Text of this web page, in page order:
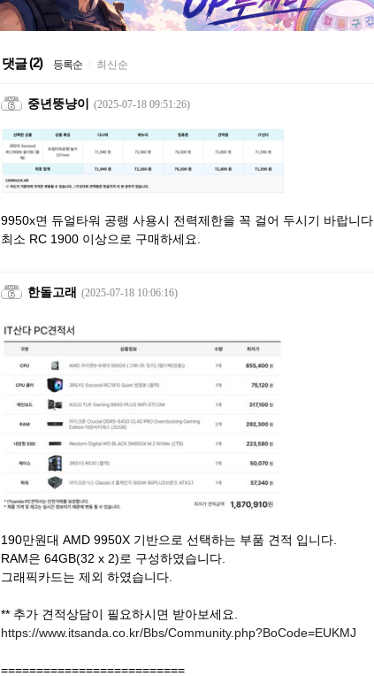
댓글(2) 등록순 최신순
중년뚱냥이 (2025-07-18 09:51:26)
9950x면 듀얼타워 공랭 사용시 전력제한을 꼭 걸어 두시기 바랍니다.
최소 RC 1900 이상으로 구매하세요.
한돌고래 (2025-07-18 10:06:16)
190만원대 AMD 9950X 기반으로 선택하는 부품 견적 입니다.
RAM은 64GB(32 x 2)로 구성하였습니다.
그래픽카드는 제외 하였습니다.
** 추가 견적상담이 필요하시면 받아보세요.
https://www.itsanda.co.kr/Bbs/Community.php?BoCode=EUKMJ
==========================